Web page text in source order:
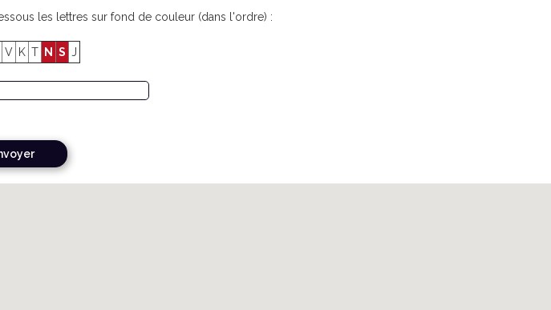
les lettres sur fond de couleur (dans l'ordre) :
V K T N S J